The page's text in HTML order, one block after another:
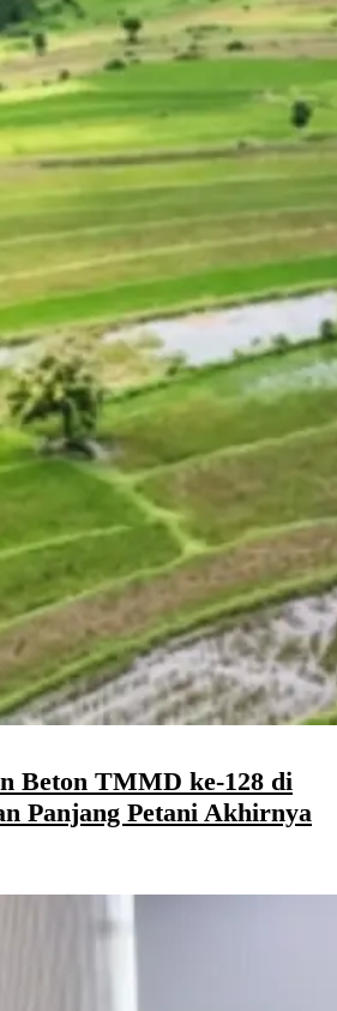
Beton TMMD ke-128 di
Panjang Petani Akhirnya